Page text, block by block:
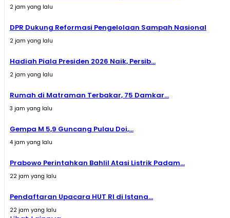
2 jam yang lalu
DPR Dukung Reformasi Pengelolaan Sampah Nasional
2 jam yang lalu
Hadiah Piala Presiden 2026 Naik, Persib...
2 jam yang lalu
Rumah di Matraman Terbakar, 75 Damkar...
3 jam yang lalu
Gempa M 5,9 Guncang Pulau Doi,...
4 jam yang lalu
Prabowo Perintahkan Bahlil Atasi Listrik Padam...
22 jam yang lalu
Pendaftaran Upacara HUT RI di Istana...
22 jam yang lalu